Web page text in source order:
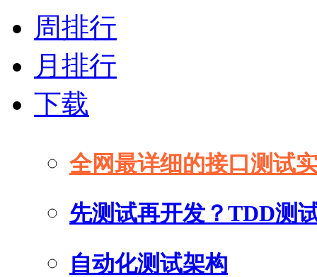
周排行
月排行
下载
全网最详细的接口测试
先测试再开发？TDD测
自动化测试架构